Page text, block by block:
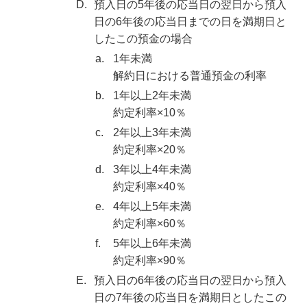
D.
預入日の5年後の応当日の翌日から預入
日の6年後の応当日までの日を満期日と
したこの預金の場合
a.
1年未満
解約日における普通預金の利率
b.
1年以上2年未満
約定利率×10％
c.
2年以上3年未満
約定利率×20％
d.
3年以上4年未満
約定利率×40％
e.
4年以上5年未満
約定利率×60％
f.
5年以上6年未満
約定利率×90％
E.
預入日の6年後の応当日の翌日から預入
日の7年後の応当日を満期日としたこの